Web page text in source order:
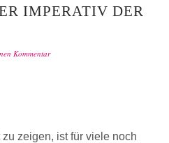
IMPERATIV DER
Kommentar
zeigen, ist für viele noch